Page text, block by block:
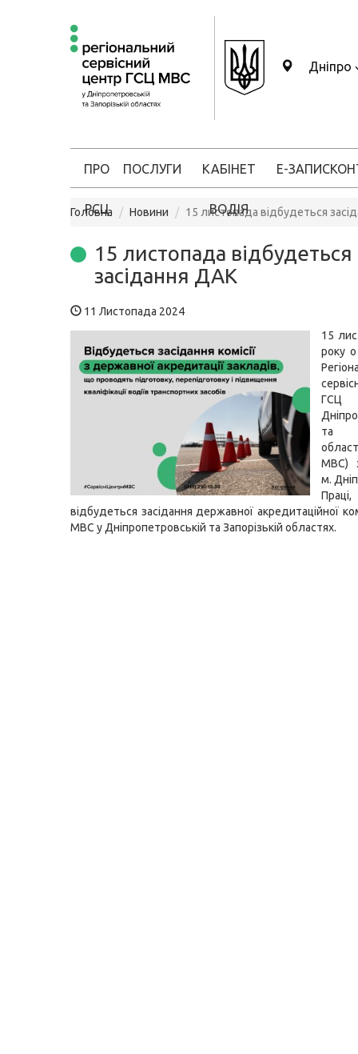
Дніпро
ПРО
РСЦ
ПОСЛУГИ КАБІНЕТ
ВОДІЯ
Е-ЗАПИС
Головна Новини 15 листопада відбудеться
15 листопада відбудеться
засідання ДАК
11 Листопада 2024
15
року
та
МВС)
м.
відбудеться засідання державної акредитаційної
МВС у Дніпропетровській та Запорізькій областях.